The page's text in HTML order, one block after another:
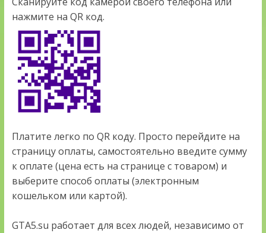
нажмите на QR код.
Платите легко по QR коду. Просто перейдите на
страницу оплаты, самостоятельно введите сумму
к оплате (цена есть на странице с товаром) и
выберите способ оплаты (электронным
кошельком или картой).
GTA5.su работает для всех людей, независимо от